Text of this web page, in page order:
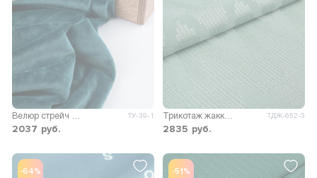
Велюр стрейч Марсия 260гр/м.кв. ТУ-39-1
2037 руб.
Трикотаж жаккард Овация ТДЖ-652-3
2835 руб.
-64% -51%